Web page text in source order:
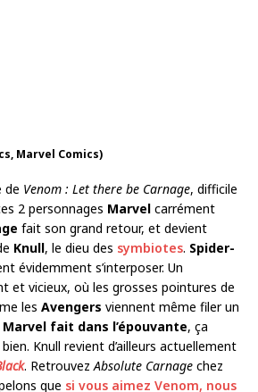
Marvel Comics)
de Venom : Let there be Carnage, difficile
2 personnages Marvel carrément
fait son grand retour, et devient
Knull, le dieu des symbiotes. Spider-
évidemment s’interposer. Un
et vicieux, où les grosses pointures de
les Avengers viennent même filer un
Marvel fait dans l’épouvante, ça
Knull revient d’ailleurs actuellement
. Retrouvez Absolute Carnage chez
que si vous aimez Venom, nous